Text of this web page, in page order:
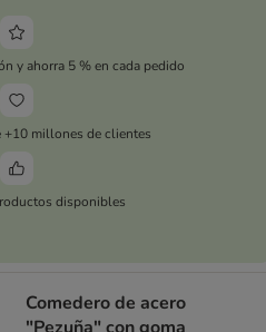
y ahorra 5 % en cada pedido
+10 millones de clientes
disponibles
Comedero de acero